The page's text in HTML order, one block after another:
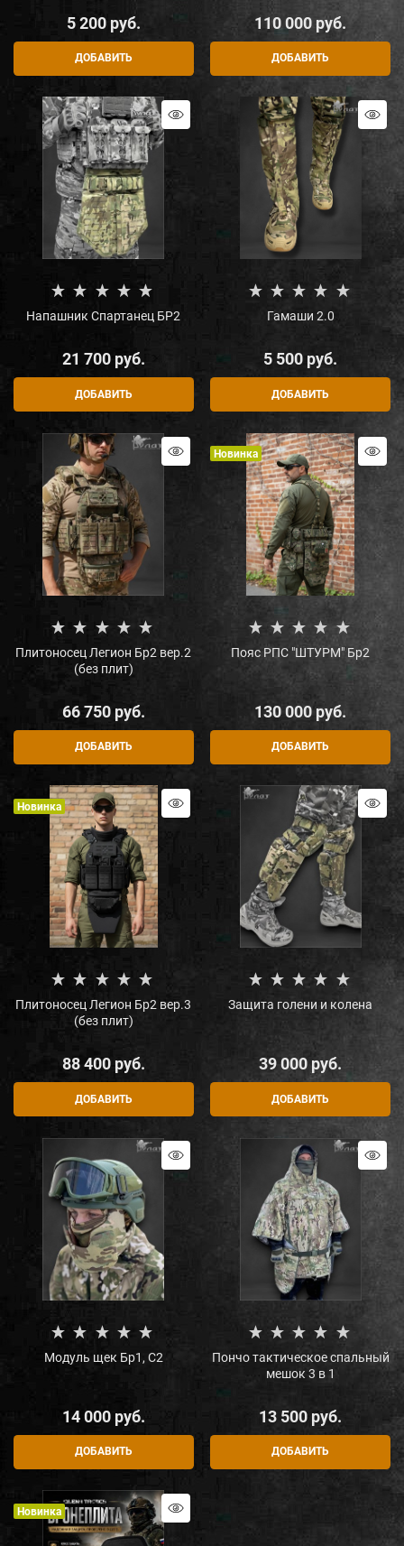
5 200 руб.
ДОБАВИТЬ
110 000 руб.
ДОБАВИТЬ
Напашник Спартанец БР2
21 700 руб.
ДОБАВИТЬ
Гамаши 2.0
5 500 руб.
ДОБАВИТЬ
Плитоносец Легион Бр2 вер.2
(без плит)
66 750 руб.
ДОБАВИТЬ
Новинка
Пояс РПС "ШТУРМ" Бр2
130 000 руб.
ДОБАВИТЬ
Новинка
Плитоносец Легион Бр2 вер.3
(без плит)
88 400 руб.
ДОБАВИТЬ
Защита голени и колена
39 000 руб.
ДОБАВИТЬ
Модуль щек Бр1, С2
14 000 руб.
ДОБАВИТЬ
Пончо тактическое спальный
мешок 3 в 1
13 500 руб.
ДОБАВИТЬ
Новинка